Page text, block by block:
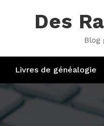
Des
Blog
Livres de généalogie